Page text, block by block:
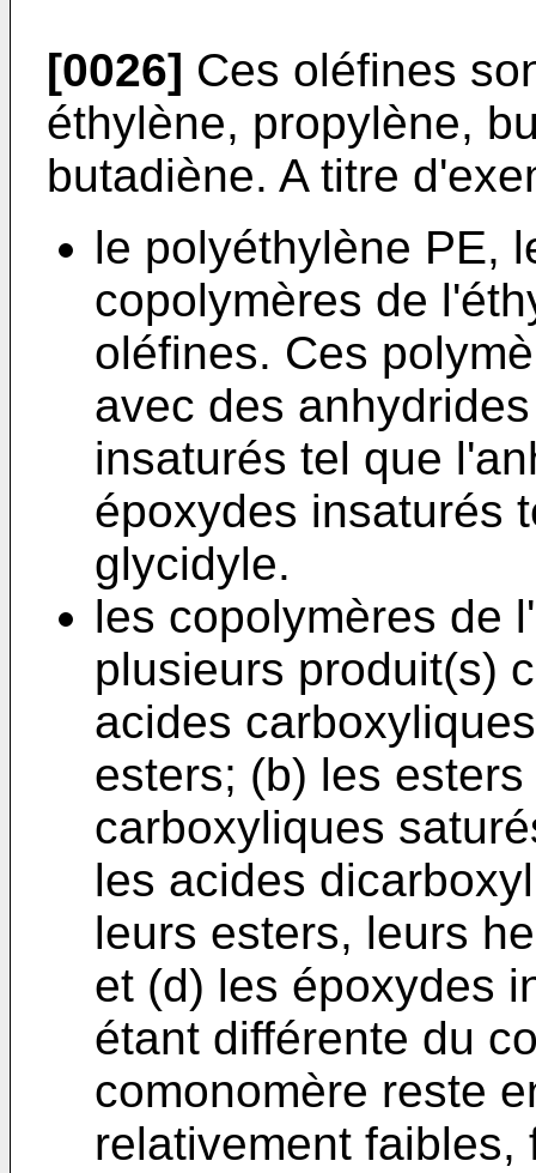
[0026] Ces oléfines
éthylène, propylène,
butadiène. A titre
le polyéthylène PE,
copolymères de
oléfines. Ces
avec des
insaturés tel que
époxydes insaturés
glycidyle.
les copolymères de
plusieurs produit(s)
acides
esters; (b) les
carboxyliques
les acides
leurs esters, leurs
et (d) les époxydes
étant différente du
comonomère reste
relativement